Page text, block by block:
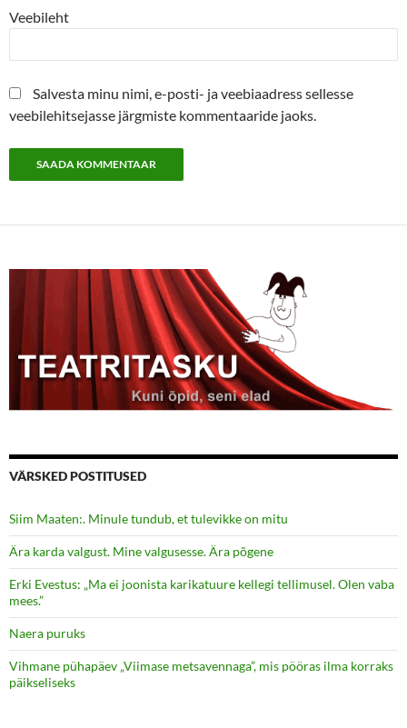
Veebileht
Salvesta minu nimi, e-posti- ja veebiaadress sellesse
veebilehitsejasse järgmiste kommentaaride jaoks.
VÄRSKED POSTITUSED
Siim Maaten:. Minule tundub, et tulevikke on mitu
Ära karda valgust. Mine valgusesse. Ära põgene
Erki Evestus: „Ma ei joonista karikatuure kellegi tellimusel. Olen vaba
mees.”
Naera puruks
Vihmane pühapäev „Viimase metsavennaga”, mis pööras ilma korraks
päikseliseks